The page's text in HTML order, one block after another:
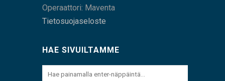
Operaattori: Maventa
Tietosuojaseloste
HAE SIVUILTAMME